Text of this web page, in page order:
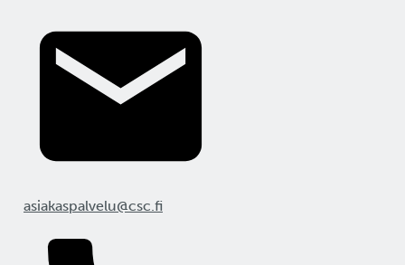
asiakaspalvelu@csc.fi